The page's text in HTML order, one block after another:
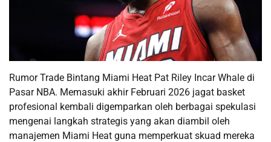
Rumor Trade Bintang Miami Heat Pat Riley Incar Whale di
Pasar NBA. Memasuki akhir Februari 2026 jagat basket
profesional kembali digemparkan oleh berbagai spekulasi
mengenai langkah strategis yang akan diambil oleh
manajemen Miami Heat guna memperkuat skuad mereka